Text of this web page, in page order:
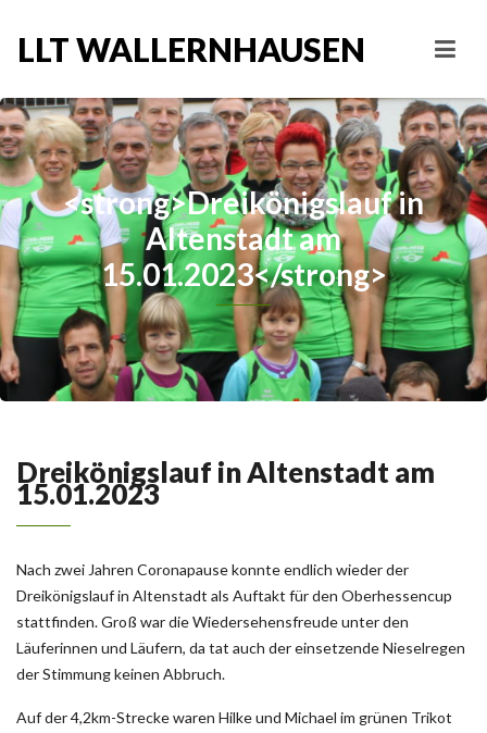
LLT WALLERNHAUSEN
<strong>Dreikönigslauf in
Altenstadt am
15.01.2023</strong>
Dreikönigslauf in Altenstadt am
15.01.2023
Nach zwei Jahren Coronapause konnte endlich wieder der
Dreikönigslauf in Altenstadt als Auftakt für den Oberhessencup
stattfinden. Groß war die Wiedersehensfreude unter den
Läuferinnen und Läufern, da tat auch der einsetzende Nieselregen
der Stimmung keinen Abbruch.
Auf der 4,2km-Strecke waren Hilke und Michael im grünen Trikot